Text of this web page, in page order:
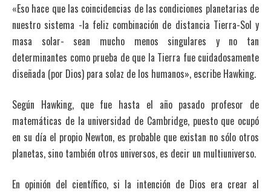
«Eso hace que las coincidencias de las condiciones planetarias de
nuestro sistema -la feliz combinación de distancia Tierra-Sol y
masa solar- sean mucho menos singulares y no tan
determinantes como prueba de que la Tierra fue cuidadosamente
diseñada (por Dios) para solaz de los humanos», escribe Hawking.
Según Hawking, que fue hasta el año pasado profesor de
matemáticas de la universidad de Cambridge, puesto que ocupó
en su día el propio Newton, es probable que existan no sólo otros
planetas, sino también otros universos, es decir un multiuniverso.
En opinión del científico, si la intención de Dios era crear al